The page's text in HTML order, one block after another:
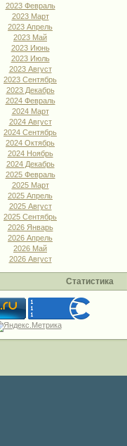
2023 Февраль
2023 Март
2023 Апрель
2023 Май
2023 Июнь
2023 Июль
2023 Август
2023 Сентябрь
2023 Декабрь
2024 Февраль
2024 Март
2024 Август
2024 Сентябрь
2024 Октябрь
2024 Ноябрь
2024 Декабрь
2025 Февраль
2025 Март
2025 Апрель
2025 Август
2025 Сентябрь
2026 Январь
2026 Апрель
2026 Май
2026 Август
Статистика